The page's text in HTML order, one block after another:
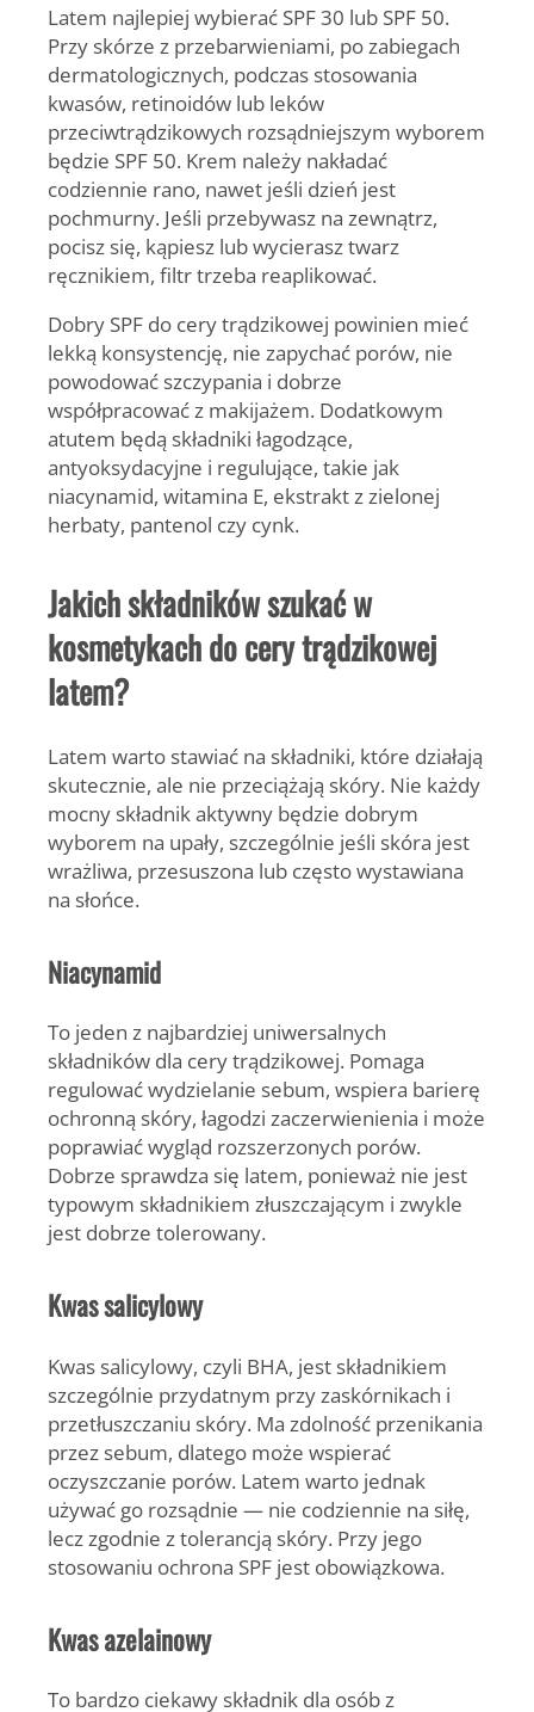
Latem najlepiej wybierać SPF 30 lub SPF 50.
Przy skórze z przebarwieniami, po zabiegach
dermatologicznych, podczas stosowania
kwasów, retinoidów lub leków
przeciwtrądzikowych rozsądniejszym wyborem
będzie SPF 50. Krem należy nakładać
codziennie rano, nawet jeśli dzień jest
pochmurny. Jeśli przebywasz na zewnątrz,
pocisz się, kąpiesz lub wycierasz twarz
ręcznikiem, filtr trzeba reaplikować.
Dobry SPF do cery trądzikowej powinien mieć
lekką konsystencję, nie zapychać porów, nie
powodować szczypania i dobrze
współpracować z makijażem. Dodatkowym
atutem będą składniki łagodzące,
antyoksydacyjne i regulujące, takie jak
niacynamid, witamina E, ekstrakt z zielonej
herbaty, pantenol czy cynk.
Jakich składników szukać w
kosmetykach do cery trądzikowej
latem?
Latem warto stawiać na składniki, które działają
skutecznie, ale nie przeciążają skóry. Nie każdy
mocny składnik aktywny będzie dobrym
wyborem na upały, szczególnie jeśli skóra jest
wrażliwa, przesuszona lub często wystawiana
na słońce.
Niacynamid
To jeden z najbardziej uniwersalnych
składników dla cery trądzikowej. Pomaga
regulować wydzielanie sebum, wspiera barierę
ochronną skóry, łagodzi zaczerwienienia i może
poprawiać wygląd rozszerzonych porów.
Dobrze sprawdza się latem, ponieważ nie jest
typowym składnikiem złuszczającym i zwykle
jest dobrze tolerowany.
Kwas salicylowy
Kwas salicylowy, czyli BHA, jest składnikiem
szczególnie przydatnym przy zaskórnikach i
przetłuszczaniu skóry. Ma zdolność przenikania
przez sebum, dlatego może wspierać
oczyszczanie porów. Latem warto jednak
używać go rozsądnie — nie codziennie na siłę,
lecz zgodnie z tolerancją skóry. Przy jego
stosowaniu ochrona SPF jest obowiązkowa.
Kwas azelainowy
To bardzo ciekawy składnik dla osób z